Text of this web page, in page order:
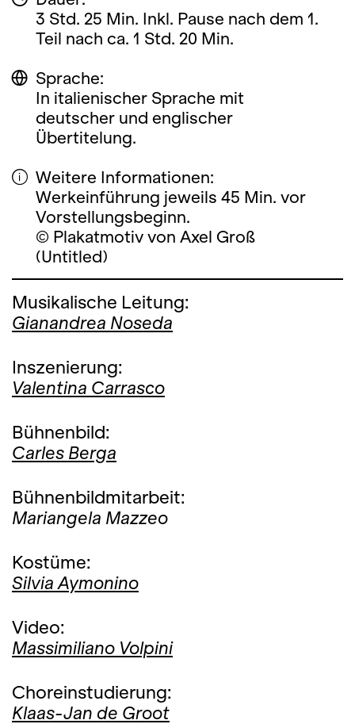
3 Std. 25 Min. Inkl. Pause nach dem 1.
Teil nach ca. 1 Std. 20 Min.
Sprache:
In italienischer Sprache mit
deutscher und englischer
Übertitelung.
Weitere Informationen:
Werkeinführung jeweils 45 Min. vor
Vorstellungsbeginn.
© Plakatmotiv von Axel Groß
(Untitled)
Musikalische Leitung:
Gianandrea Noseda
Inszenierung:
Valentina Carrasco
Bühnenbild:
Carles Berga
Bühnenbildmitarbeit:
Mariangela Mazzeo
Kostüme:
Silvia Aymonino
Video:
Massimiliano Volpini
Choreinstudierung:
Klaas-Jan de Groot